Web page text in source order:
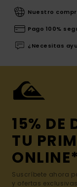
Nuestro
Pago 100%
¿Necesitas
15% DE
TU
ONLINE*
Suscríbete ahora
y ofertas